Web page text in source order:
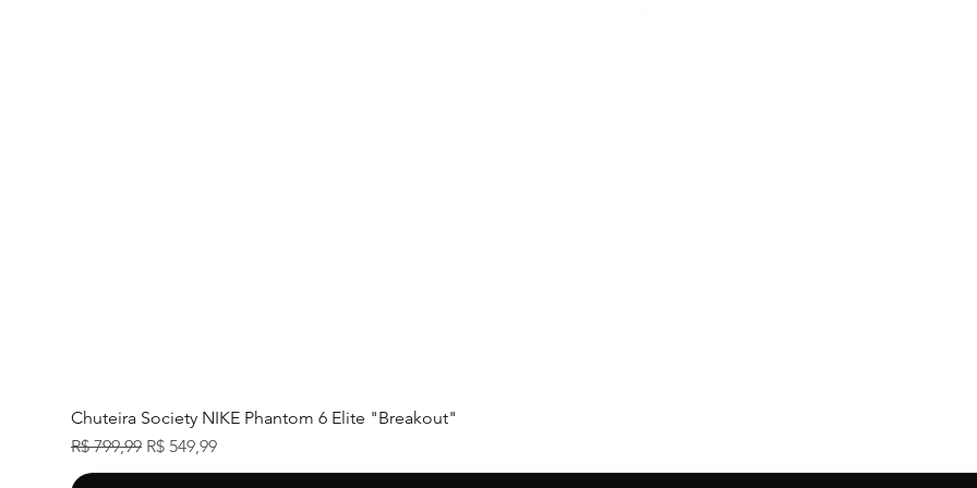
Chuteira Society NIKE Phantom 6 Elite "Breakout"
Preço normal
R$ 799,99 Preço promocional
R$ 549,99